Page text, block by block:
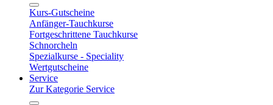
Kurs-Gutscheine
Anfänger-Tauchkurse
Fortgeschrittene Tauchkurse
Schnorcheln
Spezialkurse - Speciality
Wertgutscheine
Service
Zur Kategorie Service